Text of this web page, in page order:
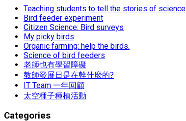
Teaching students to tell the stories of science
Bird feeder experiment
Citizen Science: Bird surveys
My picky birds
Organic farming: help the birds.
Science of bird feeders
老師也有學習障礙
教師發展日是在幹什麼的?
IT Team 一年回顧
太空種子種植活動
Categories